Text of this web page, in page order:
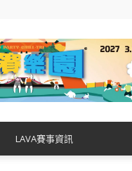
LAVA賽事資訊